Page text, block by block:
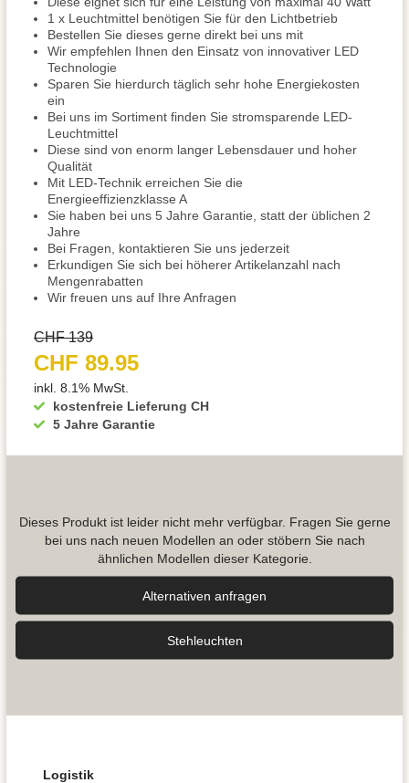
1 x Leuchtmittel benötigen Sie für den Lichtbetrieb
Bestellen Sie dieses gerne direkt bei uns mit
Wir empfehlen Ihnen den Einsatz von innovativer LED
Technologie
Sparen Sie hierdurch täglich sehr hohe Energiekosten
ein
Bei uns im Sortiment finden Sie stromsparende LED-
Leuchtmittel
Diese sind von enorm langer Lebensdauer und hoher
Qualität
Mit LED-Technik erreichen Sie die
Energieeffizienzklasse A
Sie haben bei uns 5 Jahre Garantie, statt der üblichen 2
Jahre
Bei Fragen, kontaktieren Sie uns jederzeit
Erkundigen Sie sich bei höherer Artikelanzahl nach
Mengenrabatten
Wir freuen uns auf Ihre Anfragen
kostenfreie Lieferung CH
5 Jahre Garantie
CHF 139
CHF 89.95
inkl. 8.1% MwSt.
Dieses Produkt ist leider nicht mehr verfügbar. Fragen Sie gerne
bei uns nach neuen Modellen an oder stöbern Sie nach
ähnlichen Modellen dieser Kategorie.
Alternativen anfragen
Stehleuchten
Logistik